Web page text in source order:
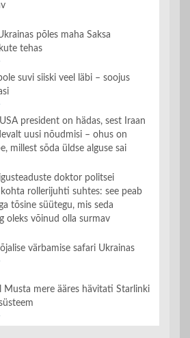
põles maha Saksa
tehas
suvi siiski veel läbi – soojus
president on hädas, sest Iraan
uusi nõudmisi – ohus on
millest sõda üldse alguse sai
doktor politsei
rollerijuhti suhtes: see peab
tõsine süütegu, mis seda
oleks võinud olla surmav
värbamise safari Ukrainas
Musta mere ääres hävitati Starlinki